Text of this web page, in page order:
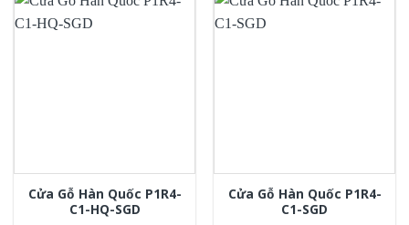
Cửa Gỗ Hàn Quốc P1R4-
C1-HQ-SGD
Cửa Gỗ Hàn Quốc P1R4-
C1-SGD